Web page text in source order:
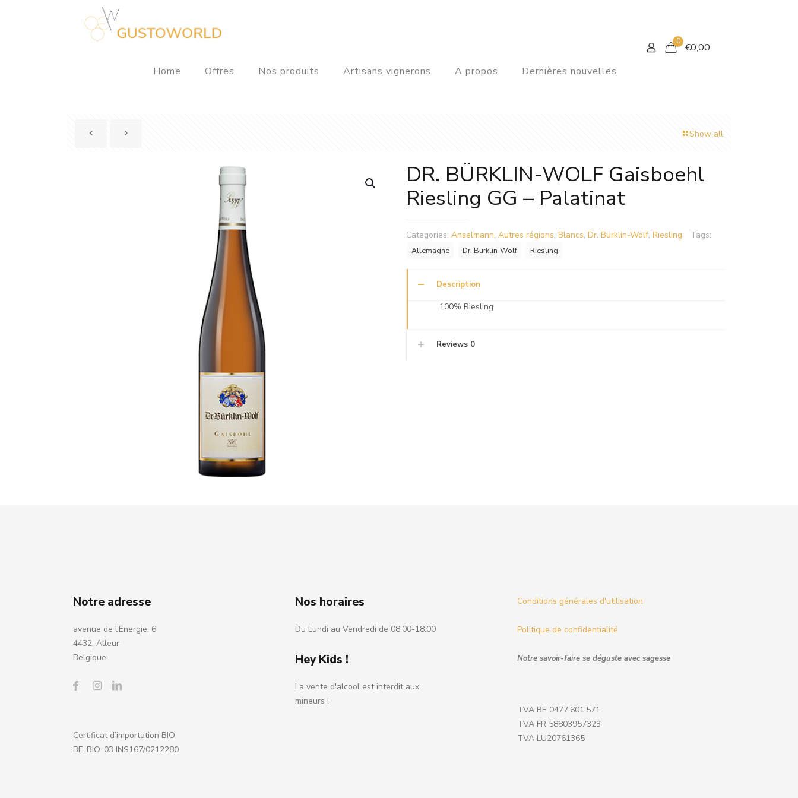
Home Offres Nos produits Artisans vignerons A propos Dernières nouvelles
0 €0,00
Show all
DR. BÜRKLIN-WOLF Gaisboehl
Riesling GG – Palatinat
Categories: Anselmann, Autres régions, Blancs, Dr. Bürklin-Wolf, Riesling Tags:
Allemagne Dr. Bürklin-Wolf Riesling
Description
100% Riesling
Reviews 0
Notre adresse
avenue de l'Energie, 6
4432, Alleur
Belgique
Certificat d’importation BIO
BE-BIO-03 INS167/0212280
Nos horaires
Du Lundi au Vendredi de 08:00-18:00
Hey Kids !
La vente d'alcool est interdit aux
mineurs !
Conditions générales d'utilisation
Politique de confidentialité
Notre savoir-faire se déguste avec sagesse
TVA BE 0477.601.571
TVA FR 58803957323
TVA LU20761365